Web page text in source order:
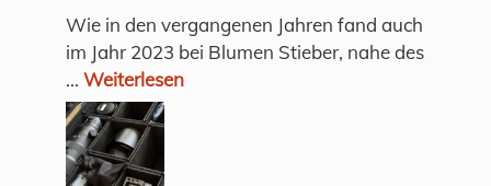
Wie in den vergangenen Jahren fand auch
im Jahr 2023 bei Blumen Stieber, nahe des
... Weiterlesen